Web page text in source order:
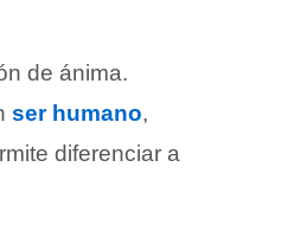
de ánima.
ser humano,
diferenciar a